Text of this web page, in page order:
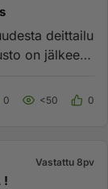
deittailu
on jälkeen
0 <50 0
Vastattu 8pv
!